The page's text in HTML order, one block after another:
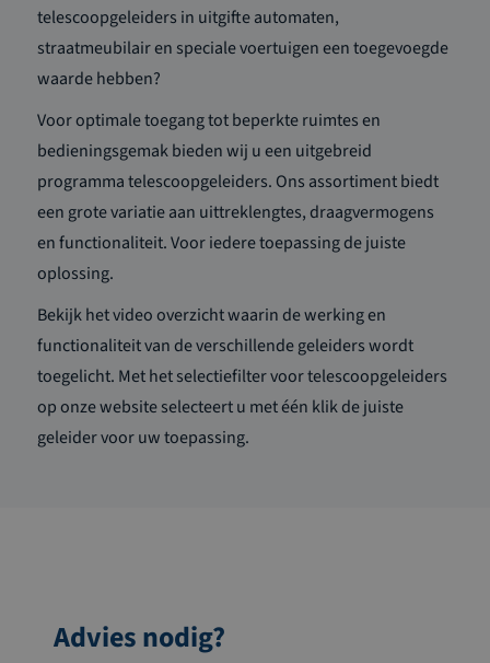
telescoopgeleiders in uitgifte automaten,
straatmeubilair en speciale voertuigen een toegevoegde
waarde hebben?
Voor optimale toegang tot beperkte ruimtes en
bedieningsgemak bieden wij u een uitgebreid
programma telescoopgeleiders. Ons assortiment biedt
een grote variatie aan uittreklengtes, draagvermogens
en functionaliteit. Voor iedere toepassing de juiste
oplossing.
Bekijk het video overzicht waarin de werking en
functionaliteit van de verschillende geleiders wordt
toegelicht. Met het selectiefilter voor telescoopgeleiders
op onze website selecteert u met één klik de juiste
geleider voor uw toepassing.
Advies nodig?